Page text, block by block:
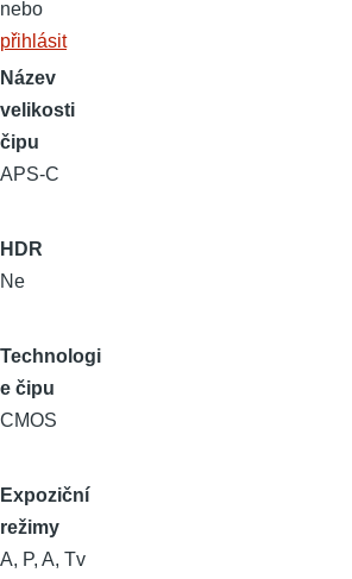
nebo
přihlásit
Název
velikosti
čipu
APS-C
HDR
Ne
Technologi
e čipu
CMOS
Expoziční
režimy
A, P, A, Tv